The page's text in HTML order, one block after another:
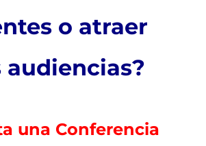
o atraer
audiencias?
una Conferencia